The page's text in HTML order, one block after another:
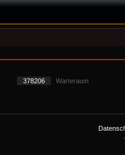
378206
Warteraum
-